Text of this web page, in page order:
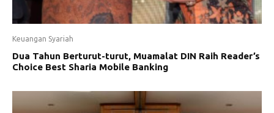
Keuangan Syariah
Dua Tahun Berturut-turut, Muamalat DIN Raih Reader’s
Choice Best Sharia Mobile Banking